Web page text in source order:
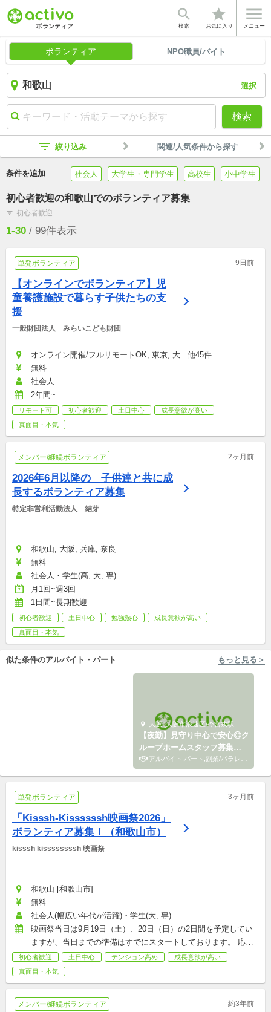

検索
star
お気に入り

メニュー
ボランティア NPO職員/バイト
選択
検索
filter_list 絞り込み 関連/人気条件から探す
条件を追加 社会人 大学生・専門学生 高校生 小中学生
初心者歓迎の和歌山でのボランティア募集
filter_list 初心者歓迎
1-30 / 99件表示
単発ボランティア 9日前
【オンラインでボランティア】児
童養護施設で暮らす子供たちの支
援
一般財団法人　みらいこども財団
オンライン開催/フルリモートOK, 東京, 大...他45件
無料
社会人
2年間~
リモート可 初心者歓迎 土日中心
成長意欲が高い
真面目・本気
メンバー/継続ボランティア 2ヶ月前
2026年6月以降の　子供達と共に成
長するボランティア募集
特定非営利活動法人　結芽
和歌山, 大阪, 兵庫, 奈良
無料
社会人・学生(高, 大, 専)
月1回~週3回
1日間~長期歓迎
初心者歓迎 土日中心 勉強熱心
成長意欲が高い
真面目・本気
似た条件のアルバイト・パート もっと見る＞
大阪 [大阪市浪速区/今宮戎駅 徒歩6分] COCO
【夜勤】見守り中心で安心◎グ
ループホームスタッフ募集｜
未経験・WワークOK
アルバイト,パート,副業/パラレルキャリア
単発ボランティア 3ヶ月前
「Kisssh-Kissssssh映画祭2026」
ボランティア募集！（和歌山市）
kisssh kissssssssh 映画祭
和歌山 [和歌山市]
無料
社会人(幅広い年代が活躍)・学生(大, 専)
映画祭当日は9月19日（土）、20日（日）の2日間を予定してい
ますが、当日までの準備はすでにスタートしております。 応募
時にご相談させていただき活動期間を設定いたします。
初心者歓迎 土日中心 テンション高め
成長意欲が高い
真面目・本気
メンバー/継続ボランティア 約3年前